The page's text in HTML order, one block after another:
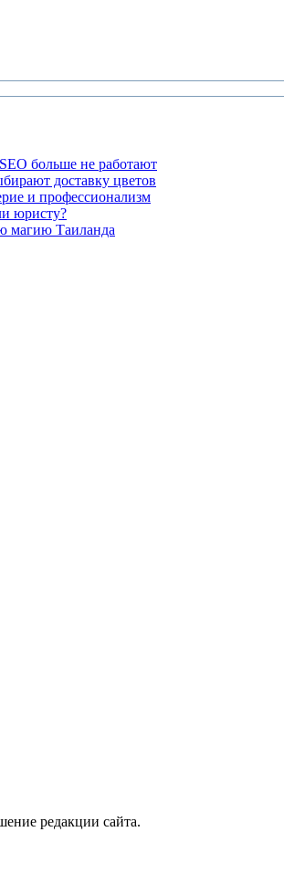
больше не работают
доставку цветов
и профессионализм
юристу?
магию Таиланда
редакции сайта.